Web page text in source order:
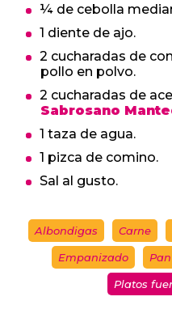
¼ de cebolla
1 diente de ajo.
2 cucharadas de
pollo en polvo.
2 cucharadas de
Sabrosano
1 taza de agua.
1 pizca de comino.
Sal al gusto.
Albondigas Carne
Empanizado
Platos